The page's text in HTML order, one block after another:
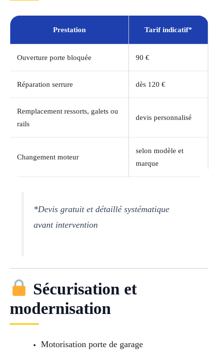
Prestation Tarif indicatif*
Ouverture porte bloquée 90 €
Réparation serrure dès 120 €
Remplacement ressorts, galets ou
rails
devis personnalisé
Changement moteur
selon modèle et
marque
*Devis gratuit et détaillé systématique
avant intervention
Sécurisation et
modernisation
Motorisation porte de garage